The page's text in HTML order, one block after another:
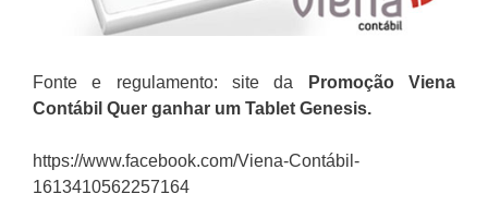
Fonte e regulamento: site da
Promoção Viena
Contábil Quer ganhar um Tablet Genesis.
https://www.facebook.com/Viena-Contábil-
1613410562257164